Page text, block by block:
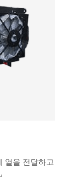
열을 전달하고